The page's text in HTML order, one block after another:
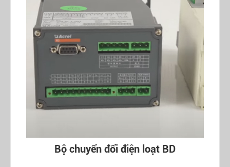
Bộ chuyển đổi điện loạt BD